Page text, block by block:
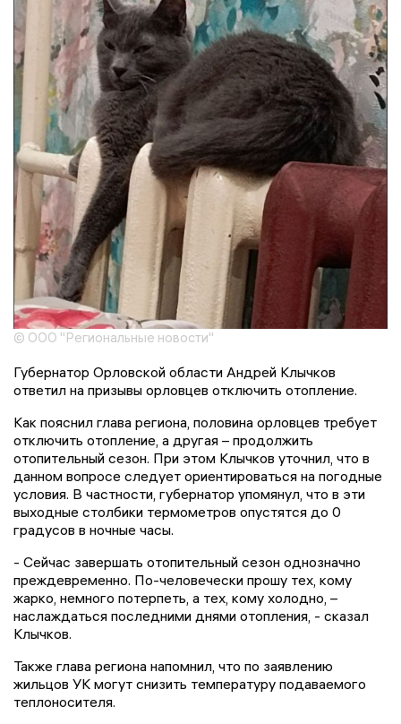
© ООО "Региональные новости"
Губернатор Орловской области Андрей Клычков
ответил на призывы орловцев отключить отопление.
Как пояснил глава региона, половина орловцев требует
отключить отопление, а другая – продолжить
отопительный сезон. При этом Клычков уточнил, что в
данном вопросе следует ориентироваться на погодные
условия. В частности, губернатор упомянул, что в эти
выходные столбики термометров опустятся до 0
градусов в ночные часы.
- Сейчас завершать отопительный сезон однозначно
преждевременно. По-человечески прошу тех, кому
жарко, немного потерпеть, а тех, кому холодно, –
наслаждаться последними днями отопления, - сказал
Клычков.
Также глава региона напомнил, что по заявлению
жильцов УК могут снизить температуру подаваемого
теплоносителя.